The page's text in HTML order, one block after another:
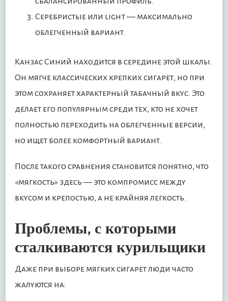
Серебристые или light — максимально
облегченный вариант.
Канзас Синий находится в середине этой шкалы.
Он мягче классических крепких сигарет, но при
этом сохраняет характерный табачный вкус. Это
делает его популярным среди тех, кто не хочет
полностью переходить на облегченные версии,
но ищет более комфортный вариант.
После такого сравнения становится понятно, что
«мягкость» здесь — это компромисс между
вкусом и крепостью, а не крайняя легкость.
Проблемы, с которыми
сталкиваются курильщики
Даже при выборе мягких сигарет люди часто
жалуются на: